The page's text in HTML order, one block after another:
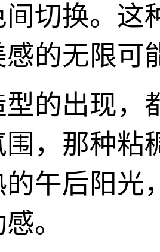
切换。这
感的无限可
的出现，
围，那种粘
的午后阳光
。